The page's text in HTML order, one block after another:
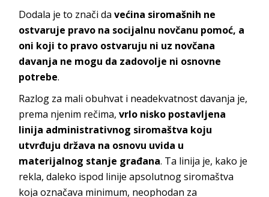
Dodala je to znači davećina siromašnih ne
ostvaruje pravo na socijalnu novčanu pomoć, a
oni koji to pravo ostvaruju ni uz novčana
davanja ne mogu da zadovolje ni osnovne
potrebe.
Razlog za mali obuhvat i neadekvatnost davanja je,
prema njenim rečima,vrlo nisko postavljena
linija administrativnog siromaštva koju
utvrđuju država na osnovu uvida u
materijalnog stanje građana. Ta linija je, kako je
rekla, daleko ispod linije apsolutnog siromaštva
koja označava minimum, neophodan za